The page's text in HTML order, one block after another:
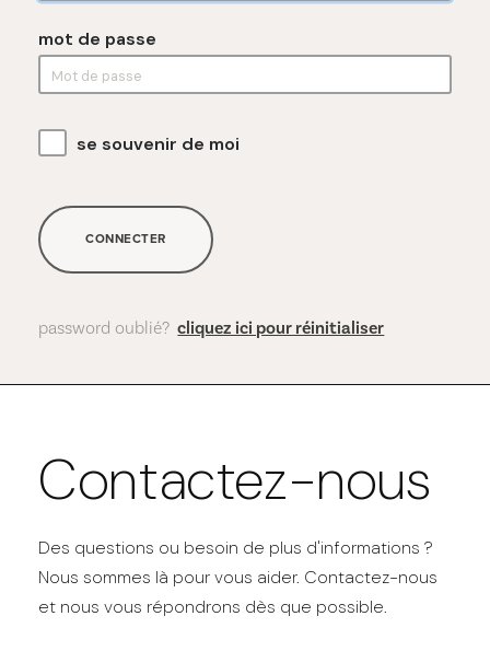
mot de passe
se souvenir de moi
CONNECTER
password oublié? cliquez ici pour réinitialiser
Contactez-nous
Des questions ou besoin de plus d'informations ?
Nous sommes là pour vous aider. Contactez-nous
et nous vous répondrons dès que possible.